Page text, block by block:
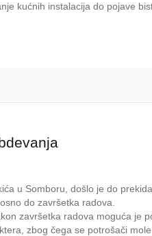
kućnih instalacija do pojave
u Somboru, došlo je do
do završetka radova.
završetka radova moguća je
zbog čega se potrošači